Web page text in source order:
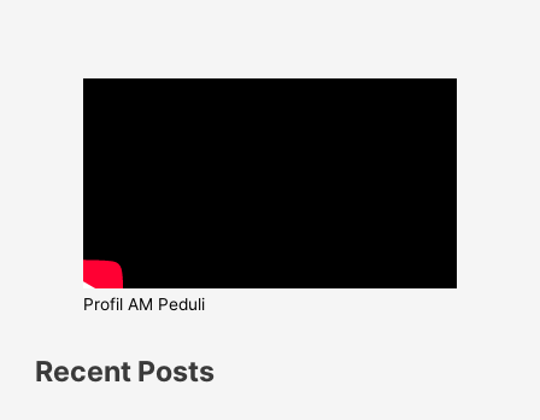
Profil AM Peduli
Recent Posts